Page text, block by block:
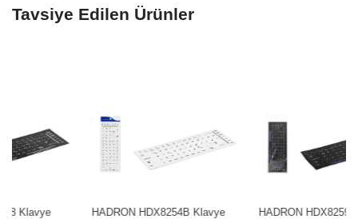
Tavsiye Edilen Ürünler
HADRON HDX8254B Klavye
HADRON HDX8259 Klavye